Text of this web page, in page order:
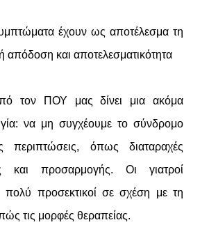
έχουν ως αποτέλεσμα τη
απόδοση και αποτελεσματικότητα
τον ΠΟΥ μας δίνει μια ακόμα
να μη συγχέουμε το σύνδρομο
περιπτώσεις, όπως διαταραχές
και προσαρμογής. Οι γιατροί
πολύ προσεκτικοί σε σχέση με τη
τις μορφές θεραπείας.